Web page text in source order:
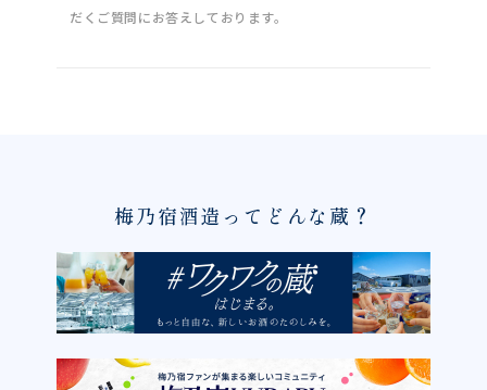
だくご質問にお答えしております。
梅乃宿酒造ってどんな蔵？